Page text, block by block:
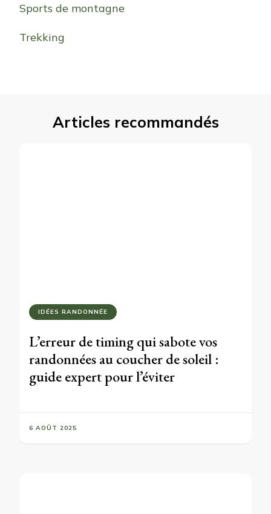
Sports de montagne
Trekking
Articles recommandés
IDÉES RANDONNÉE
L’erreur de timing qui sabote vos
randonnées au coucher de soleil :
guide expert pour l’éviter
6 AOÛT 2025